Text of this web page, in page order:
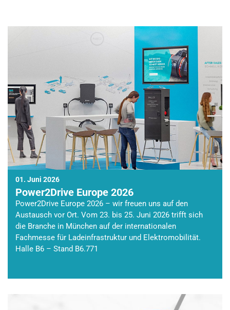
01. Juni 2026
Power2Drive Europe 2026
Power2Drive Europe 2026 – wir freuen uns auf den
Austausch vor Ort. Vom 23. bis 25. Juni 2026 trifft sich
die Branche in München auf der internationalen
Fachmesse für Ladeinfrastruktur und Elektromobilität.
Halle B6 – Stand B6.771